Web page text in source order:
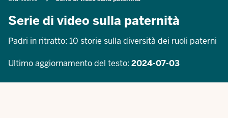
Serie di video sulla paternità
Padri in ritratto: 10 storie sulla diversità dei ruoli paterni
Ultimo aggiornamento del testo: 2024-07-03